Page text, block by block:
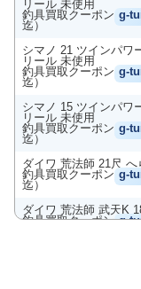
リール 未使用
釣具買取クーポン g-
迄）
シマノ 21 ツインパワ
リール 未使用
釣具買取クーポン g-
迄）
シマノ 15 ツインパワ
リール 未使用
釣具買取クーポン g-
迄）
ダイワ 荒法師 21尺 へ
釣具買取クーポン g-
迄）
ダイワ 荒法師 武天K
釣具買取クーポン g-